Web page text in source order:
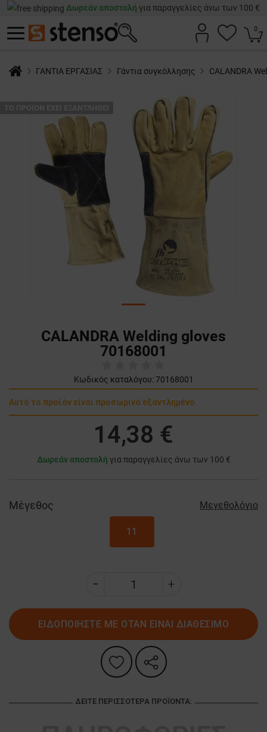
Δωρεάν αποστολή για παραγγελίες άνω των 100 €
0
ΓΑΝΤΙΑ ΕΡΓΑΣΙΑΣ Γάντια συγκόλλησης CALANDRA
CALANDRA Welding gloves
70168001
Κωδικός καταλόγου: 70168001
Αυτό το προϊόν είναι προσωρινά εξαντλημένο.
14,38 €
Δωρεάν αποστολή για παραγγελίες άνω των 100 €
Μέγεθος Μεγεθολόγιο
11
ΕΙΔΟΠΟΙΗΣΤΕ ΜΕ ΟΤΑΝ ΕΙΝΑΙ ΔΙΑΘΕΣΙΜΟ
ΔΕΊΤΕ ΠΕΡΙΣΣΌΤΕΡΑ ΠΡΟΪΌΝΤΑ: